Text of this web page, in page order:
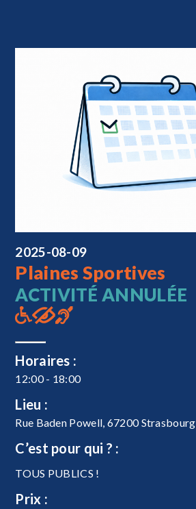
2025-08-09
Plaines Sportives
ACTIVITÉ ANNULÉE
Horaires :
12:00 - 18:00
Lieu :
Rue Baden Powell, 67200 Strasbourg
C’est pour qui ? :
TOUS PUBLICS !
Prix :